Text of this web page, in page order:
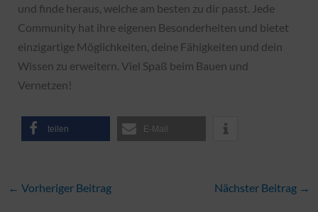
und finde heraus, welche am besten zu dir passt. Jede
Community hat ihre eigenen Besonderheiten und bietet
einzigartige Möglichkeiten, deine Fähigkeiten und dein
Wissen zu erweitern. Viel Spaß beim Bauen und
Vernetzen!
teilen E-Mail
← Vorheriger Beitrag Nächster Beitrag →